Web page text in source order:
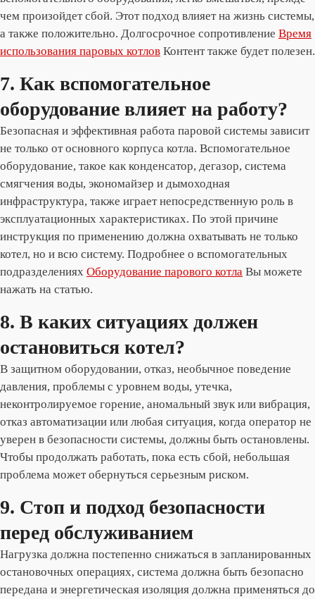
чем произойдет сбой. Этот подход влияет на жизнь системы,
а также положительно. Долгосрочное сопротивление Время
использования паровых котлов Контент также будет полезен.
7. Как вспомогательное
оборудование влияет на работу?
Безопасная и эффективная работа паровой системы зависит
не только от основного корпуса котла. Вспомогательное
оборудование, такое как конденсатор, дегазор, система
смягчения воды, экономайзер и дымоходная
инфраструктура, также играет непосредственную роль в
эксплуатационных характеристиках. По этой причине
инструкция по применению должна охватывать не только
котел, но и всю систему. Подробнее о вспомогательных
подразделениях Оборудование парового котла Вы можете
нажать на статью.
8. В каких ситуациях должен
остановиться котел?
В защитном оборудовании, отказ, необычное поведение
давления, проблемы с уровнем воды, утечка,
неконтролируемое горение, аномальный звук или вибрация,
отказ автоматизации или любая ситуация, когда оператор не
уверен в безопасности системы, должны быть остановлены.
Чтобы продолжать работать, пока есть сбой, небольшая
проблема может обернуться серьезным риском.
9. Стоп и подход безопасности
перед обслуживанием
Нагрузка должна постепенно снижаться в запланированных
остановочных операциях, система должна быть безопасно
передана и энергетическая изоляция должна применяться до